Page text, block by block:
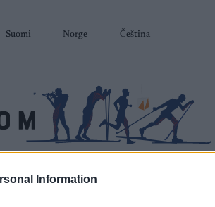
Information
Suomi Norge Čeština
TERMINLISTER & RESULTATER